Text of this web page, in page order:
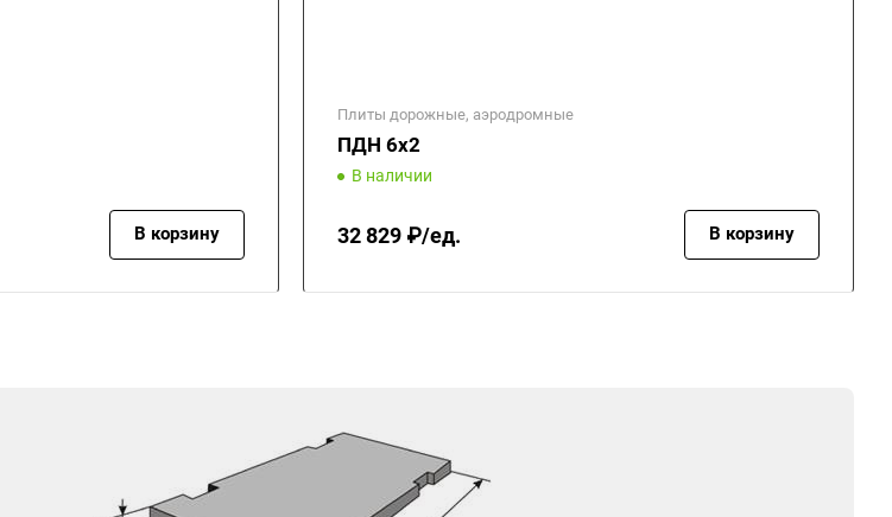
В корзину
Плиты дорожные, аэродромные
ПДН 6х2
В наличии
32 829 ₽/ед. В корзину